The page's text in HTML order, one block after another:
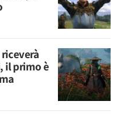
il primo è